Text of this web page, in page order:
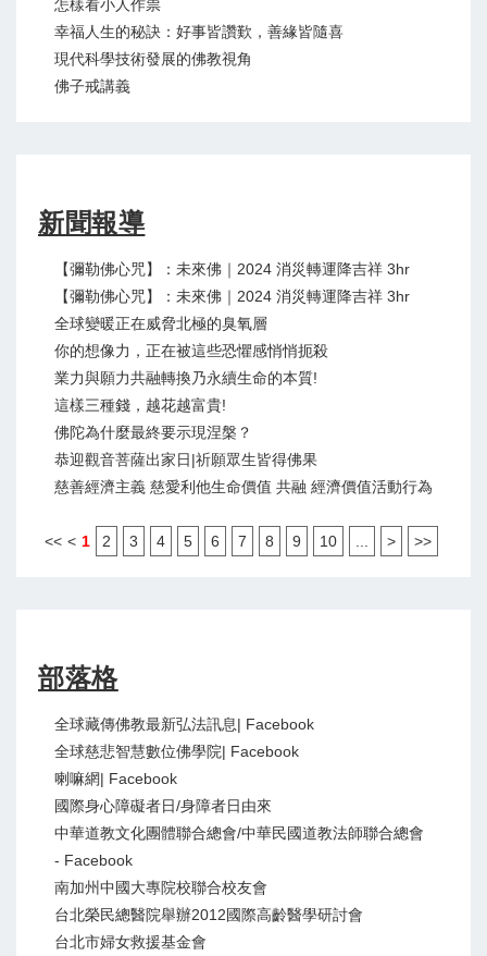
怎樣看小人作祟
幸福人生的秘訣：好事皆讚歎，善緣皆隨喜
現代科學技術發展的佛教視角
佛子戒講義
新聞報導
【彌勒佛心咒】：未來佛｜2024 消災轉運降吉祥 3hr
【彌勒佛心咒】：未來佛｜2024 消災轉運降吉祥 3hr
全球變暖正在威脅北極的臭氧層
你的想像力，正在被這些恐懼感悄悄扼殺
業力與願力共融轉換乃永續生命的本質!
這樣三種錢，越花越富貴!
佛陀為什麼最終要示現涅槃？
恭迎觀音菩薩出家日|祈願眾生皆得佛果
慈善經濟主義 慈愛利他生命價值 共融 經濟價值活動行為
<< < 1 2 3 4 5 6 7 8 9 10 ... > >>
部落格
全球藏傳佛教最新弘法訊息| Facebook
全球慈悲智慧數位佛學院| Facebook
喇嘛網| Facebook
國際身心障礙者日/身障者日由來
中華道教文化團體聯合總會/中華民國道教法師聯合總會
- Facebook
南加州中國大專院校聯合校友會
台北榮民總醫院舉辦2012國際高齡醫學研討會
台北市婦女救援基金會